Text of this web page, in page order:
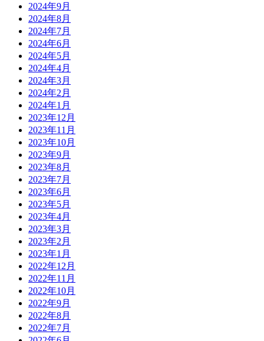
2024年9月
2024年8月
2024年7月
2024年6月
2024年5月
2024年4月
2024年3月
2024年2月
2024年1月
2023年12月
2023年11月
2023年10月
2023年9月
2023年8月
2023年7月
2023年6月
2023年5月
2023年4月
2023年3月
2023年2月
2023年1月
2022年12月
2022年11月
2022年10月
2022年9月
2022年8月
2022年7月